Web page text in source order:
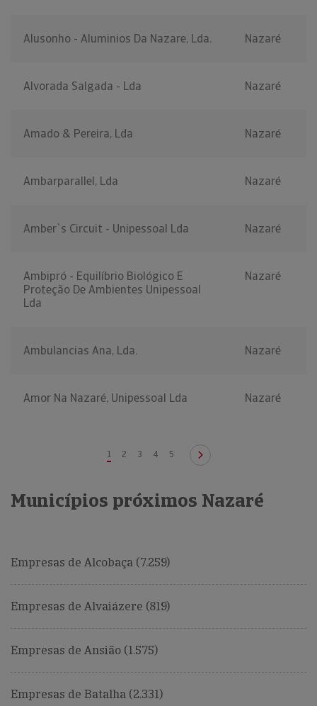
Alusonho - Aluminios Da Nazare, Lda. Nazaré
Alvorada Salgada - Lda Nazaré
Amado & Pereira, Lda Nazaré
Ambarparallel, Lda Nazaré
Amber`s Circuit - Unipessoal Lda Nazaré
Ambipró - Equilíbrio Biológico E
Proteção De Ambientes Unipessoal
Lda
Nazaré
Ambulancias Ana, Lda. Nazaré
Amor Na Nazaré, Unipessoal Lda Nazaré
1 2 3 4 5
Municípios próximos Nazaré
Empresas de Alcobaça (7.259)
Empresas de Alvaiázere (819)
Empresas de Ansião (1.575)
Empresas de Batalha (2.331)